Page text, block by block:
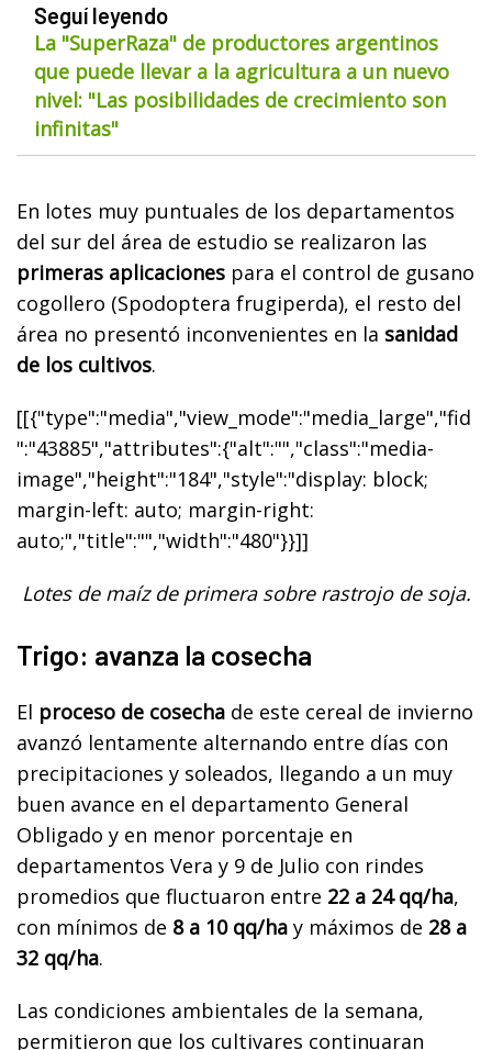
Seguí leyendo
La "SuperRaza" de productores argentinos
que puede llevar a la agricultura a un nuevo
nivel: "Las posibilidades de crecimiento son
infinitas"
En lotes muy puntuales de los departamentos
del sur del área de estudio se realizaron las
primeras aplicaciones para el control de gusano
cogollero (Spodoptera frugiperda), el resto del
área no presentó inconvenientes en la sanidad
de los cultivos.
[[{"type":"media","view_mode":"media_large","fid
":"43885","attributes":{"alt":"","class":"media-
image","height":"184","style":"display: block;
margin-left: auto; margin-right:
auto;","title":"","width":"480"}}]]
Lotes de maíz de primera sobre rastrojo de soja.
Trigo: avanza la cosecha
El proceso de cosecha de este cereal de invierno
avanzó lentamente alternando entre días con
precipitaciones y soleados, llegando a un muy
buen avance en el departamento General
Obligado y en menor porcentaje en
departamentos Vera y 9 de Julio con rindes
promedios que fluctuaron entre 22 a 24 qq/ha,
con mínimos de 8 a 10 qq/ha y máximos de 28 a
32 qq/ha.
Las condiciones ambientales de la semana,
permitieron que los cultivares continuaran